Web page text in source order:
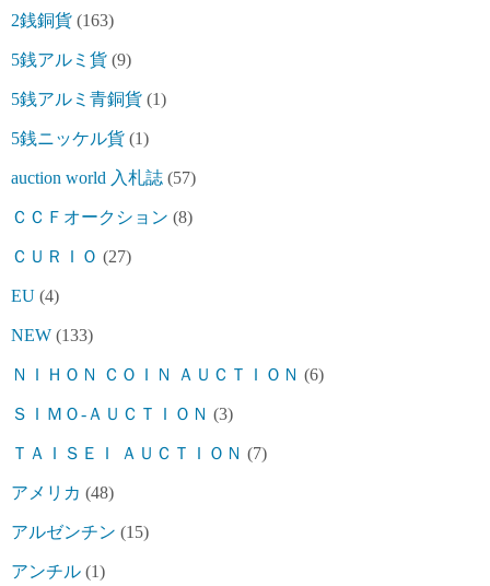
2銭銅貨 (163)
5銭アルミ貨 (9)
5銭アルミ青銅貨 (1)
5銭ニッケル貨 (1)
auction world 入札誌 (57)
ＣＣＦオークション (8)
ＣＵＲＩＯ (27)
EU (4)
NEW (133)
ＮＩＨＯＮ ＣＯＩＮ ＡＵＣＴＩＯＮ (6)
ＳＩＭＯ-ＡＵＣＴＩＯＮ (3)
ＴＡＩＳＥＩ ＡＵＣＴＩＯＮ (7)
アメリカ (48)
アルゼンチン (15)
アンチル (1)